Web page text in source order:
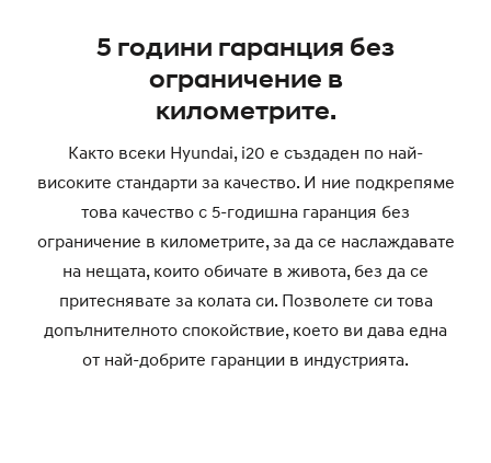
5 години гаранция без
ограничение в
километрите.
Както всеки Hyundai, i20 е създаден по най-
високите стандарти за качество. И ние подкрепяме
това качество с 5-годишна гаранция без
ограничение в километрите, за да се наслаждавате
на нещата, които обичате в живота, без да се
притеснявате за колата си. Позволете си това
допълнителното спокойствие, което ви дава една
от най-добрите гаранции в индустрията.